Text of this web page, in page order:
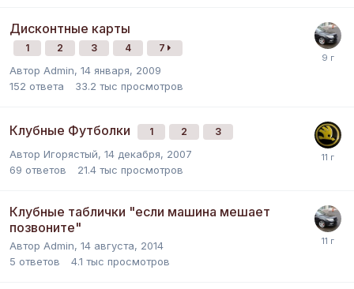
Дисконтные карты
1 2 3 4 7
Автор Admin, 14 января, 2009
152 ответа 33.2 тыс просмотров
Клубные Футболки 1 2 3
Автор Игорястый, 14 декабря, 2007
69 ответов 21.4 тыс просмотров
Клубные таблички "если машина мешает
позвоните"
Автор Admin, 14 августа, 2014
5 ответов 4.1 тыс просмотров